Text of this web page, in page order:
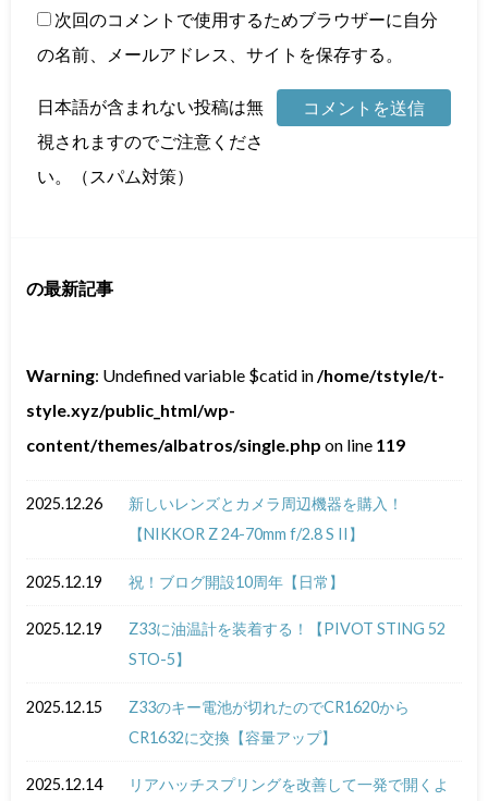
次回のコメントで使用するためブラウザーに自分
の名前、メールアドレス、サイトを保存する。
日本語が含まれない投稿は無
視されますのでご注意くださ
い。（スパム対策）
の最新記事
Warning: Undefined variable $catid in/home/tstyle/t-
style.xyz/public_html/wp-
content/themes/albatros/single.php on line 119
2025.12.26
新しいレンズとカメラ周辺機器を購入！
【NIKKOR Z 24-70mm f/2.8 S II】
2025.12.19 祝！ブログ開設10周年【日常】
2025.12.19
Z33に油温計を装着する！【PIVOT STING 52
STO-5】
2025.12.15
Z33のキー電池が切れたのでCR1620から
CR1632に交換【容量アップ】
2025.12.14 リアハッチスプリングを改善して一発で開くよ